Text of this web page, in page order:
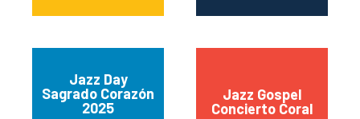
Jazz Day
Sagrado Corazón
2025
Jazz Gospel
Concierto Coral